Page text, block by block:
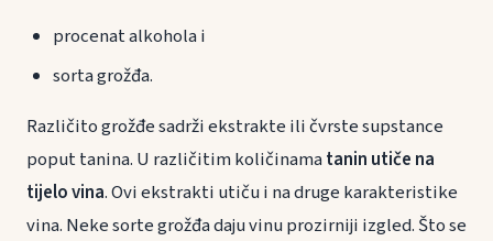
procenat alkohola i
sorta grožđa.
Različito grožđe sadrži ekstrakte ili čvrste supstance
poput tanina. U različitim količinamatanin utiče na
tijelo vina. Ovi ekstrakti utiču i na druge karakteristike
vina. Neke sorte grožđa daju vinu prozirniji izgled. Što se